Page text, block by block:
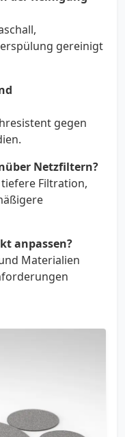
gereinigt
gegen
Netzfiltern?
Filtration,
anpassen?
Materialien